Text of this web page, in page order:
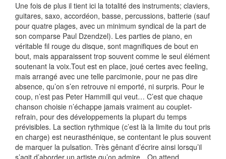
Une fois de plus il tient ici la totalité des instruments; claviers,
guitares, saxo, accordéon, basse, percussions, batterie (sauf
pour quatre plages, avec un minimum syndical de la part de
son comparse Paul Dzendzel). Les parties de piano, en
véritable fil rouge du disque, sont magnifiques de bout en
bout, mais apparaissent trop souvent comme le seul élément
soutenant la voix.Tout est en place, joué certes avec feeling,
mais arrangé avec une telle parcimonie, pour ne pas dire
absence, qu’on s’en retrouve ni emporté, ni surpris. Pour le
coup, n’est pas Peter Hammill qui veut… C’est que chaque
chanson choisie n’échappe jamais vraiment au couplet-
refrain, pour des développements la plupart du temps
prévisibles. La section rythmique (c’est là la limite du tout pris
en charge) est neurasthénique, se contentant le plus souvent
de marquer la pulsation. Très gênant d’écrire ainsi lorsqu’il
s’agit d’aborder un artiste qu’on admire…On attend